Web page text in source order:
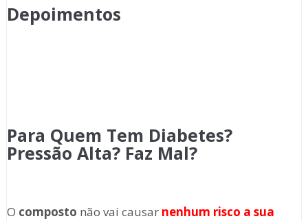
Depoimentos
Para Quem Tem Diabetes?
Pressão Alta? Faz Mal?
O composto não vai causar nenhum risco a sua